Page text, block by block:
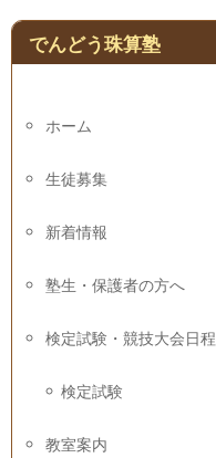
でんどう珠算塾
ホーム
生徒募集
新着情報
塾生・保護者の方へ
検定試験・競技大会日程
検定試験
教室案内